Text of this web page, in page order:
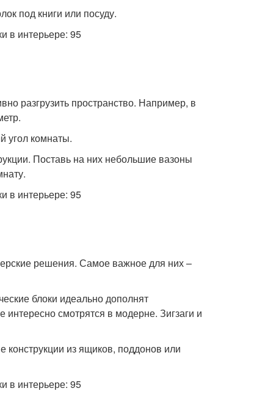
под книги или посуду.
разгрузить пространство. Например, в
угол комнаты.
Поставь на них небольшие вазоны
решения. Самое важное для них –
блоки идеально дополнят
смотрятся в модерне. Зигзаги и
конструкции из ящиков, поддонов или